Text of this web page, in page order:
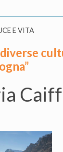
E VITA
diverse